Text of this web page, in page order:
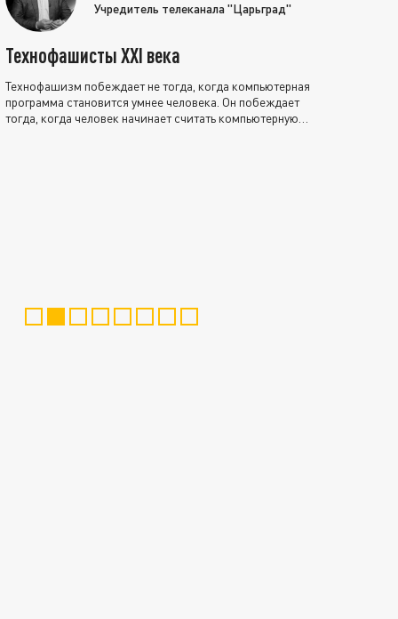
Учредитель телеканала "Царьград"
Технофашисты XXI века
Технофашизм побеждает не тогда, когда компьютерная
программа становится умнее человека. Он побеждает
тогда, когда человек начинает считать компьютерную